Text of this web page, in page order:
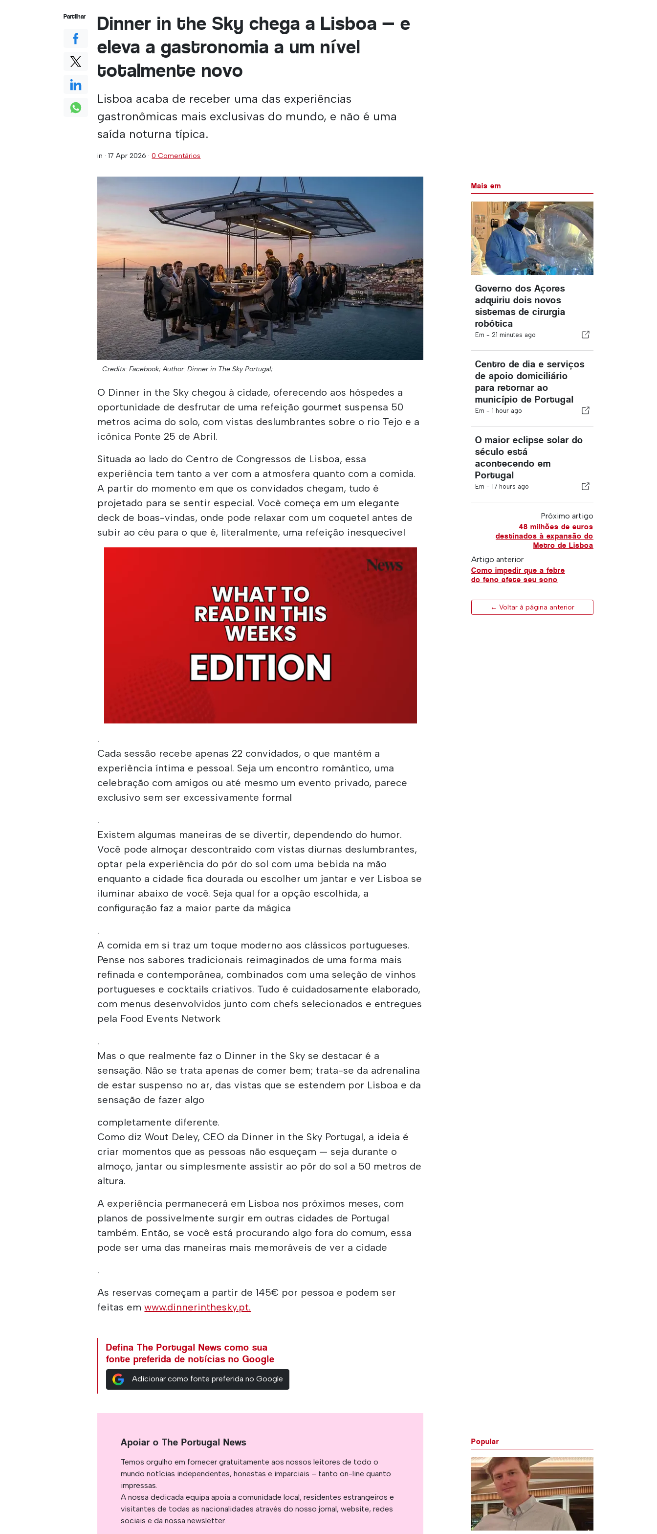
Dinner in the Sky chega a Lisboa — e
eleva a gastronomia a um nível
totalmente novo
Lisboa acaba de receber uma das experiências
gastronômicas mais exclusivas do mundo, e não é uma
saída noturna típica.
in ·17 Apr 2026 ·0 Comentários
Credits: Facebook; Author: Dinner in The Sky Portugal;
O Dinner in the Sky chegou à cidade, oferecendo aos hóspedes a
oportunidade de desfrutar de uma refeição gourmet suspensa 50
metros acima do solo, com vistas deslumbrantes sobre o rio Tejo e a
icônica Ponte 25 de Abril.
Situada ao lado do Centro de Congressos de Lisboa, essa
experiência tem tanto a ver com a atmosfera quanto com a comida.
A partir do momento em que os convidados chegam, tudo é
projetado para se sentir especial. Você começa em um elegante
deck de boas-vindas, onde pode relaxar com um coquetel antes de
subir ao céu para o que é, literalmente, uma refeição inesquecível
.
Cada sessão recebe apenas 22 convidados, o que mantém a
experiência íntima e pessoal. Seja um encontro romântico, uma
celebração com amigos ou até mesmo um evento privado, parece
exclusivo sem ser excessivamente formal
.
Existem algumas maneiras de se divertir, dependendo do humor.
Você pode almoçar descontraído com vistas diurnas deslumbrantes,
optar pela experiência do pôr do sol com uma bebida na mão
enquanto a cidade fica dourada ou escolher um jantar e ver Lisboa se
iluminar abaixo de você. Seja qual for a opção escolhida, a
configuração faz a maior parte da mágica
.
A comida em si traz um toque moderno aos clássicos portugueses.
Pense nos sabores tradicionais reimaginados de uma forma mais
refinada e contemporânea, combinados com uma seleção de vinhos
portugueses e cocktails criativos. Tudo é cuidadosamente elaborado,
com menus desenvolvidos junto com chefs selecionados e entregues
pela Food Events Network
.
Mas o que realmente faz o Dinner in the Sky se destacar é a
sensação. Não se trata apenas de comer bem; trata-se da adrenalina
de estar suspenso no ar, das vistas que se estendem por Lisboa e da
sensação de fazer algo
completamente diferente.
Como diz Wout Deley, CEO da Dinner in the Sky Portugal, a ideia é
criar momentos que as pessoas não esqueçam — seja durante o
almoço, jantar ou simplesmente assistir ao pôr do sol a 50 metros de
altura.
A experiência permanecerá em Lisboa nos próximos meses, com
planos de possivelmente surgir em outras cidades de Portugal
também. Então, se você está procurando algo fora do comum, essa
pode ser uma das maneiras mais memoráveis de ver a cidade
.
As reservas começam a partir de 145€ por pessoa e podem ser
feitas emwww.dinnerinthesky.pt.
Defina The Portugal News como sua
fonte preferida de notícias no Google
Adicionar como fonte preferida no Google
Partilhar
Mais em
Governo dos Açores
adquiriu dois novos
sistemas de cirurgia
robótica
Em - 21 minutes ago
Centro de dia e serviços
de apoio domiciliário
para retornar ao
município de Portugal
Em - 1 hour ago
O maior eclipse solar do
século está
acontecendo em
Portugal
Em - 17 hours ago
Próximo artigo
48 milhões de euros
destinados à expansão do
Metro de Lisboa
Artigo anterior
Como impedir que a febre
do feno afete seu sono
← Voltar à página anterior
Apoiar o The Portugal News
Temos orgulho em fornecer gratuitamente aos nossos leitores de todo o
mundo notícias independentes, honestas e imparciais – tanto on-line quanto
impressas.
A nossa dedicada equipa apoia a comunidade local, residentes estrangeiros e
visitantes de todas as nacionalidades através do nosso jornal, website, redes
sociais e da nossa newsletter.
Popular